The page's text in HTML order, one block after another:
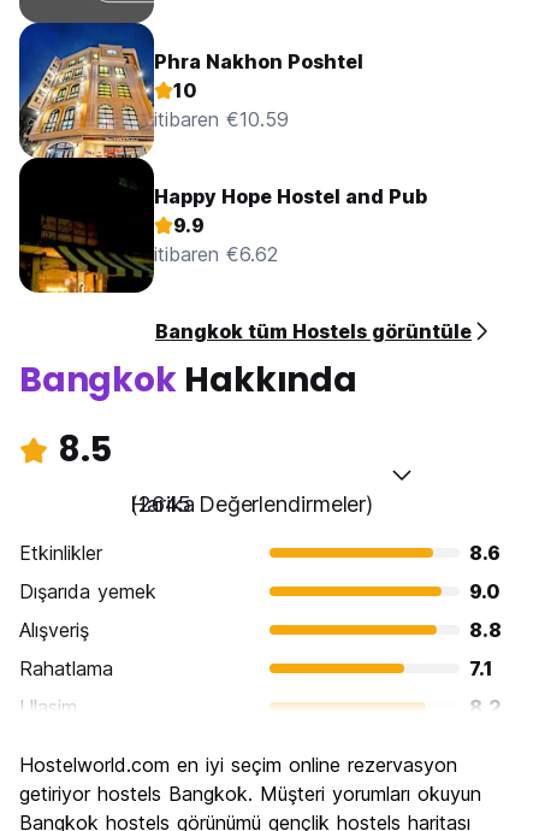
Phra Nakhon Poshtel
10
itibaren €10.59
Happy Hope Hostel and Pub
9.9
itibaren €6.62
Bangkok tüm Hostels görüntüle
BangkokHakkında
8.5
Harika
(2645 Değerlendirmeler)
Etkinlikler
8.6
Dışarıda yemek
9.0
Alışveriş
8.8
Rahatlama
7.1
Ulasim
8.2
Kültür
8.8
Gece hayatı
Hostelworld.com en iyi seçim online rezervasyon
getiriyor hostels Bangkok. Müşteri yorumları okuyun
Bangkok hostels görünümü gençlik hostels haritası